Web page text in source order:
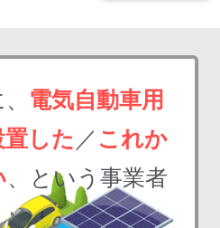
電気自動車用
した ／ これか
、という事業者